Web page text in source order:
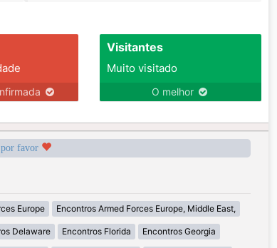
Visitantes
Muito visitado
O melhor
favor
Europe Encontros Armed Forces Europe, Middle East,
Delaware Encontros Florida Encontros Georgia